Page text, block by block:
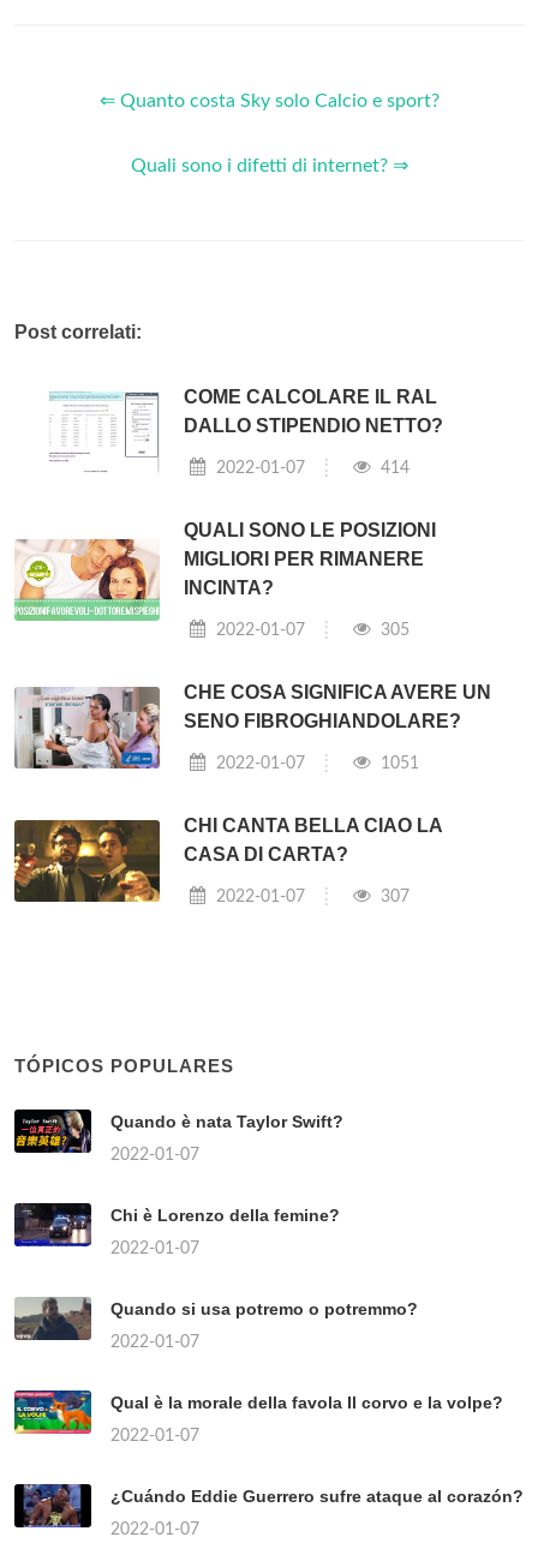
⇐ Quanto costa Sky solo Calcio e sport?
Quali sono i difetti di internet? ⇒
Post correlati:
COME CALCOLARE IL RAL
DALLO STIPENDIO NETTO?
2022-01-07 414
QUALI SONO LE POSIZIONI
MIGLIORI PER RIMANERE
INCINTA?
2022-01-07 305
CHE COSA SIGNIFICA AVERE UN
SENO FIBROGHIANDOLARE?
2022-01-07 1051
CHI CANTA BELLA CIAO LA
CASA DI CARTA?
2022-01-07 307
TÓPICOS POPULARES
Quando è nata Taylor Swift?
2022-01-07
Chi è Lorenzo della femine?
2022-01-07
Quando si usa potremo o potremmo?
2022-01-07
Qual è la morale della favola Il corvo e la volpe?
2022-01-07
¿Cuándo Eddie Guerrero sufre ataque al corazón?
2022-01-07